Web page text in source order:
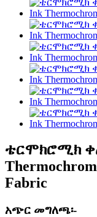
ቴርሞክሮሚክ
Fabric
አጭር መግለጫ፡-